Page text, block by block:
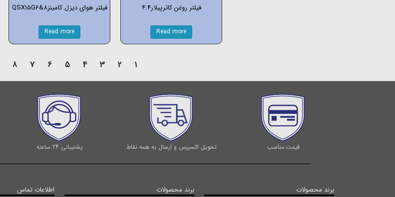
فیلتر روغن کاترپیلار4.4
Read more
فیلتر هوای دیزل کامینزQSX15G6&8
Read more
1
2
3
4
5
6
7
8
قیمت مناسب تحویل اکسپرس و ارسال به همه نقاط پشتیبانی 24 ساعته
برند محصولات برند محصولات اطلاعات تماس